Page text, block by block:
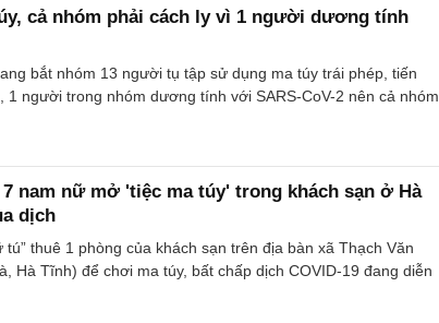
cả nhóm phải cách ly vì 1 người dương tính
bắt nhóm 13 người tụ tập sử dụng ma túy trái phép, tiến
1 người trong nhóm dương tính với SARS-CoV-2 nên cả nhóm
7 nam nữ mở 'tiệc ma túy' trong khách sạn ở Hà
dịch
tú” thuê 1 phòng của khách sạn trên địa bàn xã Thạch Văn
Hà Tĩnh) để chơi ma túy, bất chấp dịch COVID-19 đang diễn